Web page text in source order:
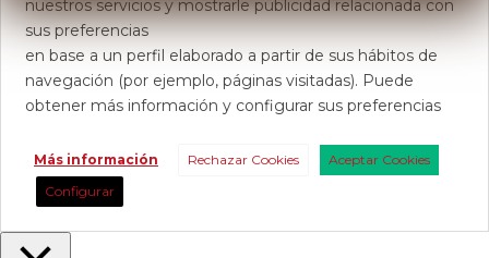
nuestros servicios y mostrarle publicidad relacionada con
sus preferencias
en base a un perfil elaborado a partir de sus hábitos de
navegación (por ejemplo, páginas visitadas). Puede
obtener más información y configurar sus preferencias
Más información Rechazar Cookies
Aceptar Cookies
Configurar